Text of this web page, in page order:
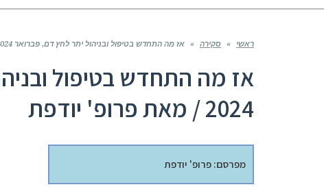
ראשי » סקירה » אז מה התחדש בטיפול ובניהול יתר לחץ דם, פברואר 2024 / מאת פרופ' יודפת
אז מה התחדש בטיפול
2024 / מאת פרופ' יודפת
מפרסם: פרופ' יודפת